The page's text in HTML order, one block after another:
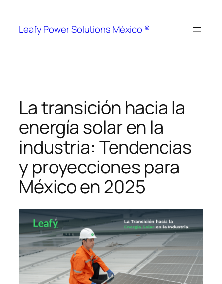
Leafy Power Solutions México ®
La transición hacia la
energía solar en la
industria: Tendencias
y proyecciones para
México en 2025